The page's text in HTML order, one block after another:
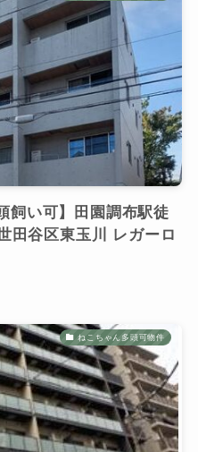
飼い可】田園調布駅徒
田谷区東玉川 レガーロ
ねこちゃん多頭可物件